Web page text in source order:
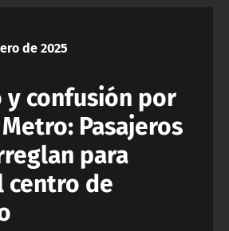
de 2025
y confusión por
Pasajeros
para
centro de